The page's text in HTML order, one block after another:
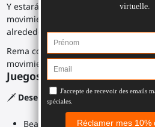
Y estarás listo para desatar tu
movimiento, girando el ProSaber en
alrededor, para cortar los cubos.
Rema como loco en tu kayak
movimientos realistas sin magullar
Juegos recomendados:
🗡️ Desenvaina tu sable láser
Beat Saber